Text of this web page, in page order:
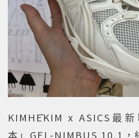
KIMHĒKIM x ASICS最
本」GEL-NIMBUS 10.1，